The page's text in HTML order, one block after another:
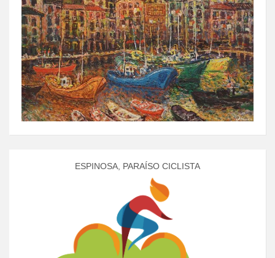
ESPINOSA, PARAÍSO CICLISTA